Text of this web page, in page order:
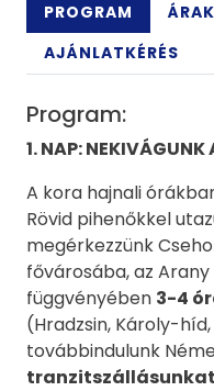
PROGRAM
AJÁNLATKÉRÉS
Program:
1. NAP:
A kora hajnali
Rövid pihenőkkel
megérkezzünk
fővárosába, az Arany
függvényében 3-4
(Hradzsin, Károly-
továbbindulunk
tranzitszállásunkat